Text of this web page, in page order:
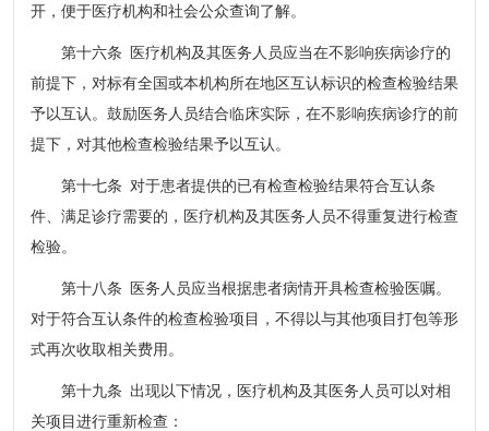
开，便于医疗机构和社会公众查询了解。
第十六条 医疗机构及其医务人员应当在不影响疾病诊疗的
前提下，对标有全国或本机构所在地区互认标识的检查检验结果
予以互认。鼓励医务人员结合临床实际，在不影响疾病诊疗的前
提下，对其他检查检验结果予以互认。
第十七条 对于患者提供的已有检查检验结果符合互认条
件、满足诊疗需要的，医疗机构及其医务人员不得重复进行检查
检验。
第十八条 医务人员应当根据患者病情开具检查检验医嘱。
对于符合互认条件的检查检验项目，不得以与其他项目打包等形
式再次收取相关费用。
第十九条 出现以下情况，医疗机构及其医务人员可以对相
关项目进行重新检查：